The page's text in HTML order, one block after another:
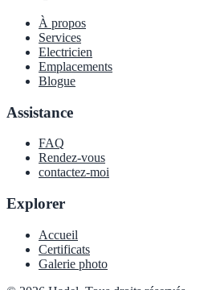
À propos
Services
Electricien
Emplacements
Blogue
Assistance
FAQ
Rendez-vous
contactez-moi
Explorer
Accueil
Certificats
Galerie photo